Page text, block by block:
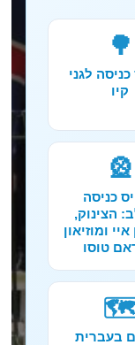
🌳
לגני
קיו
🎡
כניסה
הצינוק,
איי ומוזיאון
טוסו
בעברית